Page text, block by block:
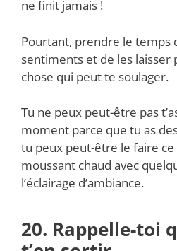
ne finit jamais !
Pourtant, prendre le temps
sentiments et de les laisser
chose qui peut te soulager.
Tu ne peux peut-être pas
moment parce que tu as
tu peux peut-être le faire ce
moussant chaud avec
l’éclairage d’ambiance.
20. Rappelle-toi